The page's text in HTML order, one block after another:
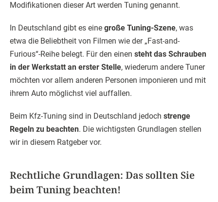
Modifikationen dieser Art werden Tuning genannt.
In Deutschland gibt es eine große Tuning-Szene, was
etwa die Beliebtheit von Filmen wie der „Fast-and-
Furious“-Reihe belegt. Für den einen steht das Schrauben
in der Werkstatt an erster Stelle, wiederum andere Tuner
möchten vor allem anderen Personen imponieren und mit
ihrem Auto möglichst viel auffallen.
Beim Kfz-Tuning sind in Deutschland jedoch strenge
Regeln zu beachten. Die wichtigsten Grundlagen stellen
wir in diesem Ratgeber vor.
Rechtliche Grundlagen: Das sollten Sie
beim Tuning beachten!